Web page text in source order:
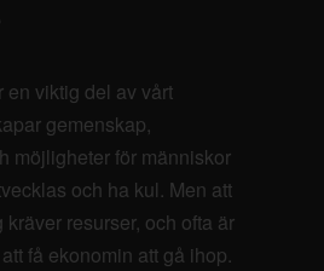
en viktig del av vårt
gemenskap,
möjligheter för människor
och ha kul. Men att
resurser, och ofta är
få ekonomin att gå ihop.